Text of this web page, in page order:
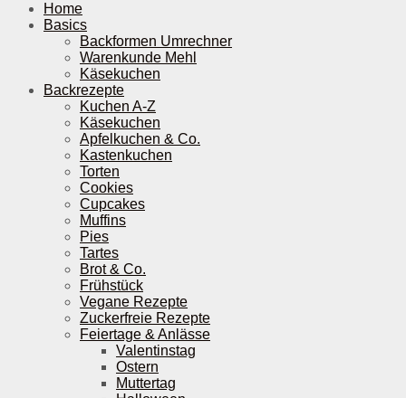
Home
Basics
Backformen Umrechner
Warenkunde Mehl
Käsekuchen
Backrezepte
Kuchen A-Z
Käsekuchen
Apfelkuchen & Co.
Kastenkuchen
Torten
Cookies
Cupcakes
Muffins
Pies
Tartes
Brot & Co.
Frühstück
Vegane Rezepte
Zuckerfreie Rezepte
Feiertage & Anlässe
Valentinstag
Ostern
Muttertag